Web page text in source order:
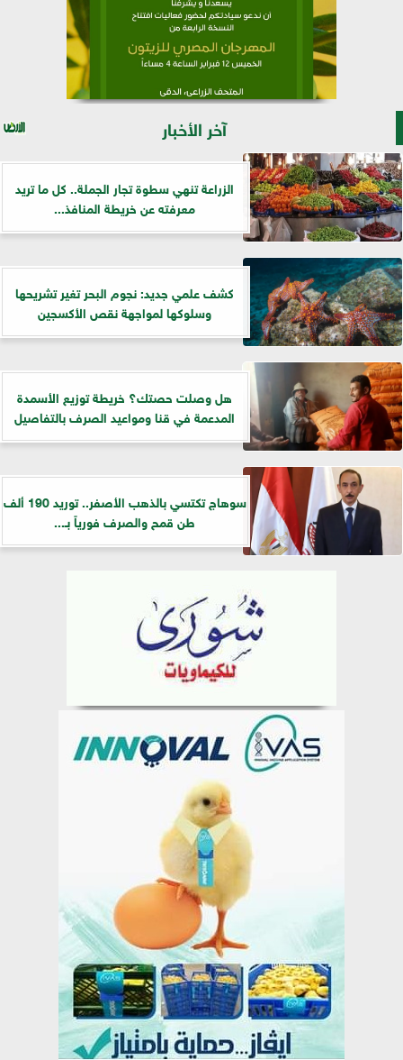
آخر الأخبار
الزراعة تنهي سطوة تجار الجملة.. كل ما تريد
معرفته عن خريطة المنافذ...
كشف علمي جديد: نجوم البحر تغير تشريحها
وسلوكها لمواجهة نقص الأكسجين
هل وصلت حصتك؟ خريطة توزيع الأسمدة
المدعمة في قنا ومواعيد الصرف بالتفاصيل
سوهاج تكتسي بالذهب الأصفر.. توريد 190 ألف
طن قمح والصرف فورياً بـ...